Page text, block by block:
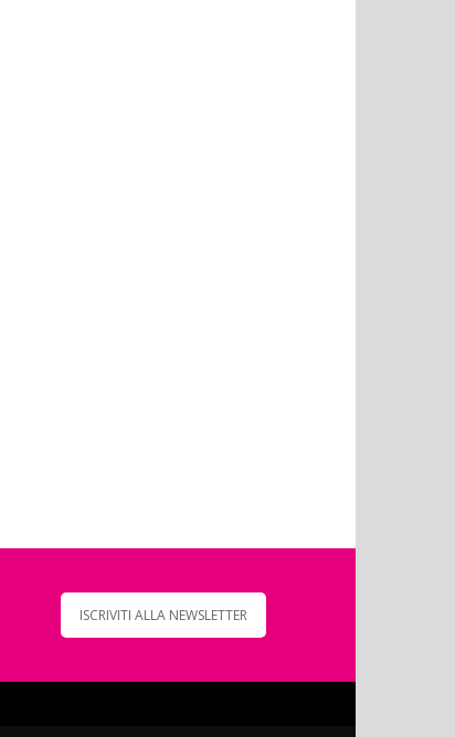
ISCRIVITI ALLA NEWSLETTER